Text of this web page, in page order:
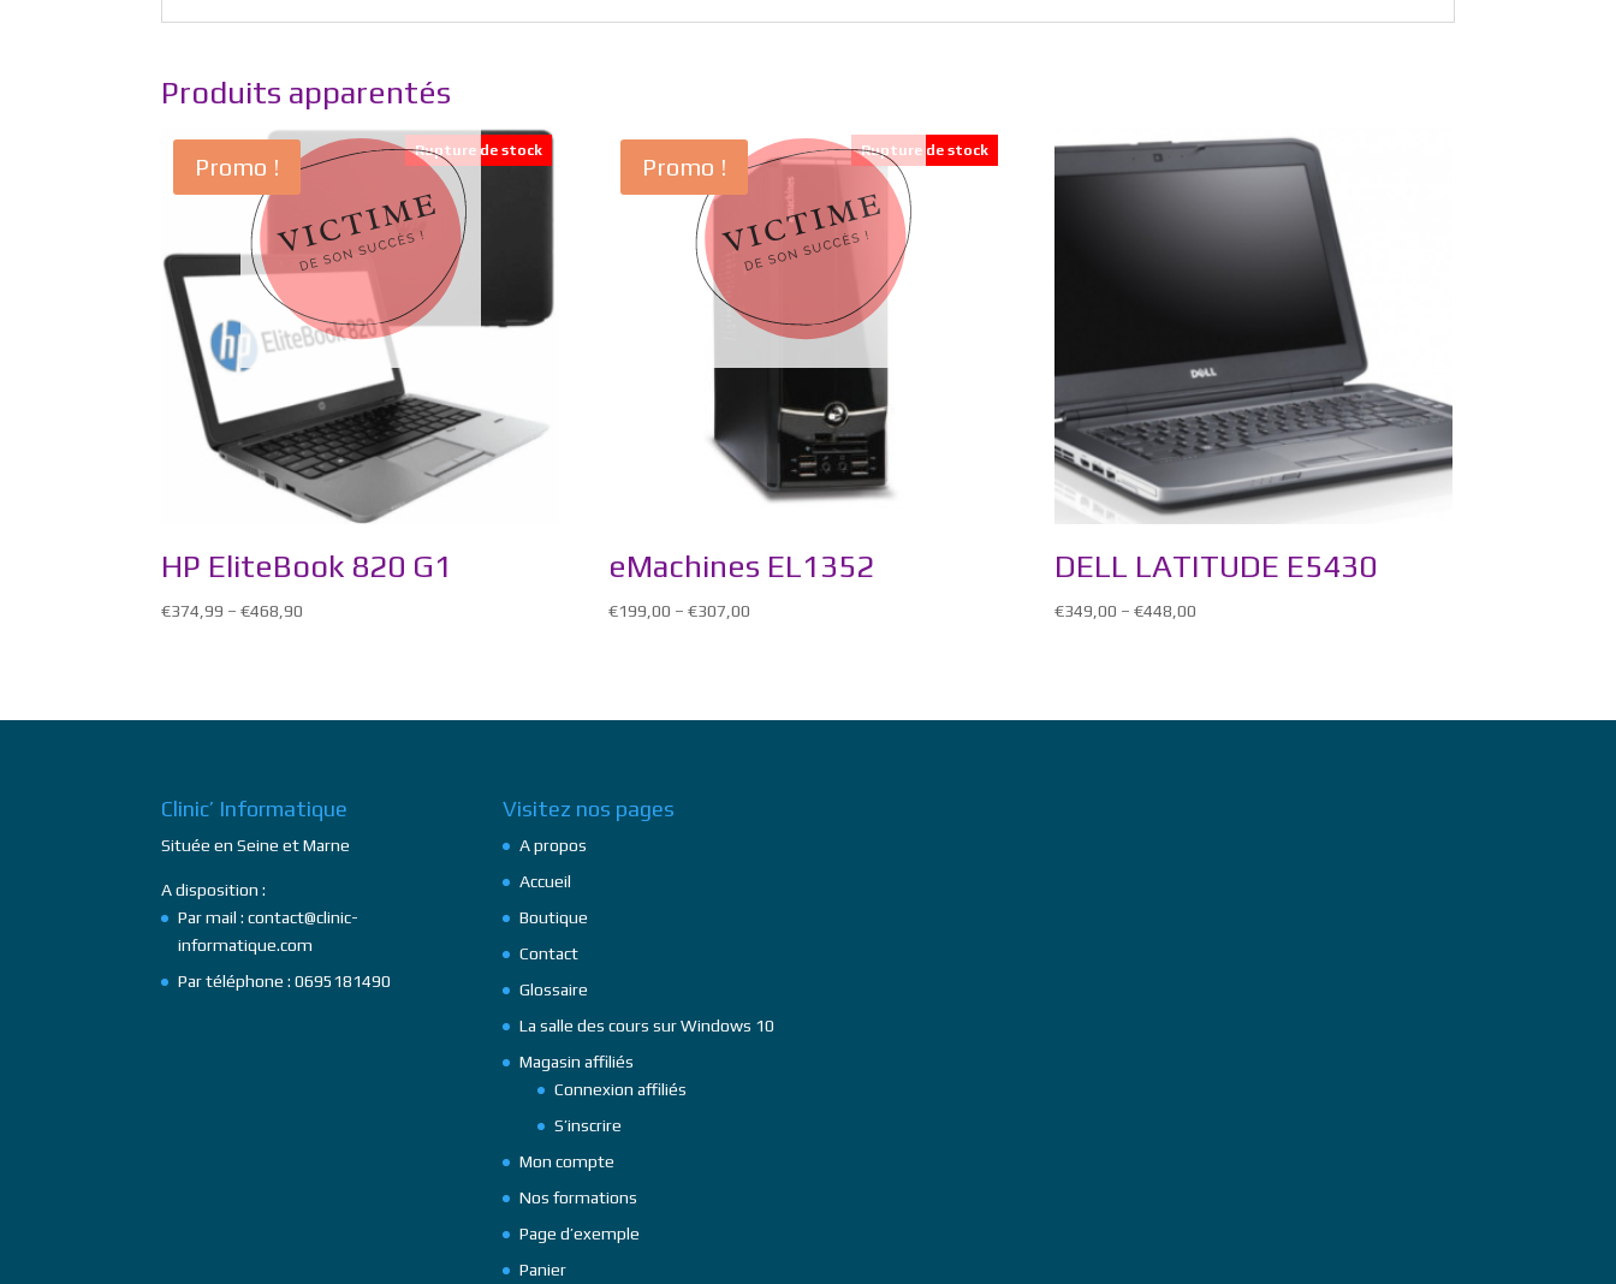
Produits apparentés
Promo !
Rupture de stock
HP EliteBook 820 G1
€374,99 –€468,90
Promo !
Rupture de stock
eMachines EL1352
€199,00 – €307,00
DELL LATITUDE E5430
€349,00 –€448,00
Clinic’ Informatique
Située en Seine et Marne
A disposition :
Par mail : contact@clinic-
informatique.com
Par téléphone : 0695181490
Visitez nos pages
A propos
Accueil
Boutique
Contact
Glossaire
La salle des cours sur Windows 10
Magasin affiliés
Connexion affiliés
S’inscrire
Mon compte
Nos formations
Page d’exemple
Panier